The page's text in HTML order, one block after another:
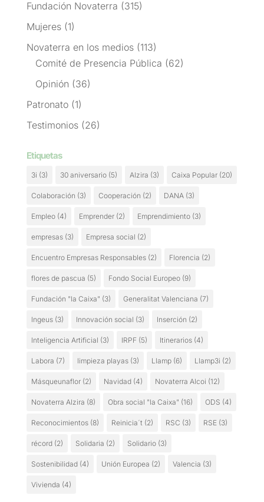
Fundación Novaterra (315)
Mujeres(1)
Novaterra en los medios(113)
Comité de Presencia Pública (62)
Opinión (36)
Patronato(1)
Testimonios(26)
Etiquetas
3i (3) 30 aniversario(5) Alzira (3) Caixa Popular(20)
Colaboración (3) Cooperación (2) DANA(3)
Empleo(4) Emprender(2) Emprendimiento(3)
empresas(3) Empresa social (2)
Encuentro Empresas Responsables(2) Florencia (2)
flores de pascua (5) Fondo Social Europeo(9)
Fundación "la Caixa" (3) Generalitat Valenciana (7)
Ingeus(3) Innovación social (3) Inserción (2)
Inteligencia Artificial (3) IRPF(5) Itinerarios(4)
Labora (7) limpieza playas(3) Llamp(6) Llamp3i (2)
Másqueunaflor(2) Navidad(4) Novaterra Alcoi (12)
Novaterra Alzira (8) Obra social "la Caixa" (16) ODS (4)
Reconocimientos(8) Reinicia´t(2) RSC (3) RSE(3)
récord(2) Solidaria (2) Solidario(3)
Sostenibilidad(4) Unión Europea (2) Valencia (3)
Vivienda (4)